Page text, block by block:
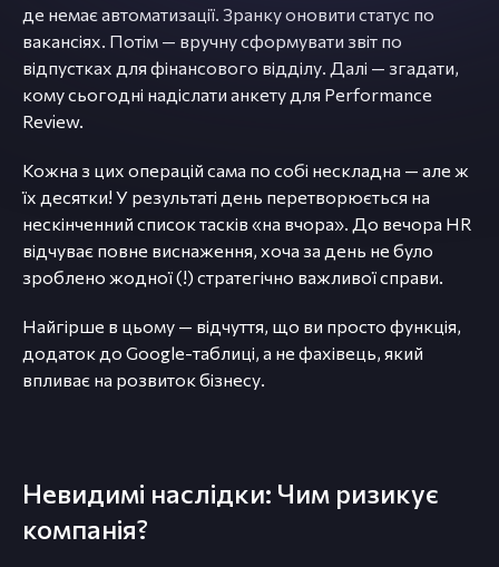
де немає автоматизації. Зранку оновити статус по
вакансіях. Потім — вручну сформувати звіт по
відпустках для фінансового відділу. Далі — згадати,
кому сьогодні надіслати анкету для Performance
Review.
Кожна з цих операцій сама по собі нескладна — але ж
їх десятки! У результаті день перетворюється на
нескінченний список тасків «на вчора». До вечора HR
відчуває повне виснаження, хоча за день не було
зроблено жодної (!) стратегічно важливої справи.
Найгірше в цьому — відчуття, що ви просто функція,
додаток до Google-таблиці, а не фахівець, який
впливає на розвиток бізнесу.
Невидимі наслідки: Чим ризикує
компанія?